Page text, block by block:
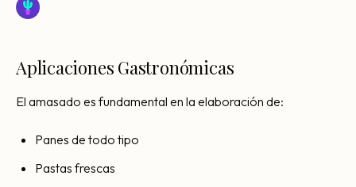
Aplicaciones Gastronómicas
El amasado es fundamental en la elaboración de:
Panes de todo tipo
Pastas frescas